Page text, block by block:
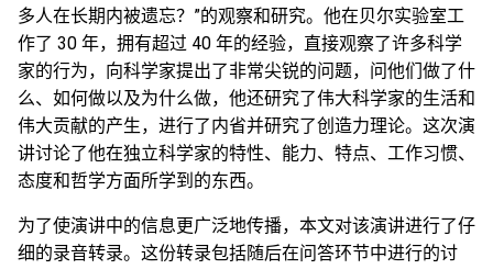
多人在长期内被遗忘？”的观察和研究。他在贝尔实验室工
作了 30 年，拥有超过 40 年的经验，直接观察了许多科学
家的行为，向科学家提出了非常尖锐的问题，问他们做了什
么、如何做以及为什么做，他还研究了伟大科学家的生活和
伟大贡献的产生，进行了内省并研究了创造力理论。这次演
讲讨论了他在独立科学家的特性、能力、特点、工作习惯、
态度和哲学方面所学到的东西。
为了使演讲中的信息更广泛地传播，本文对该演讲进行了仔
细的录音转录。这份转录包括随后在问答环节中进行的讨